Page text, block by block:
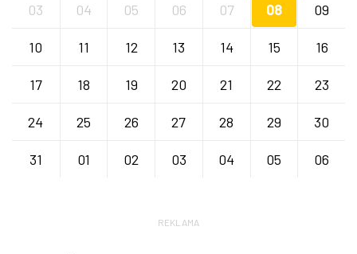
03 04 05 06 07 08 09
10 11 12 13 14 15 16
17 18 19 20 21 22 23
24 25 26 27 28 29 30
31 01 02 03 04 05 06
REKLAMA